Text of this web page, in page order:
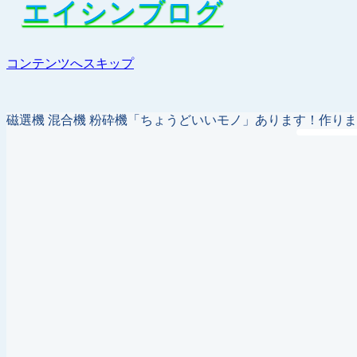
コンテンツへスキップ
磁選機 混合機 粉砕機「ちょうどいいモノ」あります！作り
エイシンブログ
エイシンブログ